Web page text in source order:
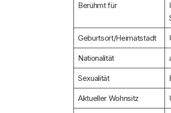
Berühmt für
Geburtsort/Heimatstadt
Nationalität
Sexualität
Aktueller Wohnsitz